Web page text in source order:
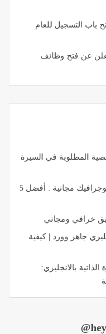
باب التسجيل للعام
تعلن عن فتح وظائف
المطلوبة في السيرة
قوالب سيرة ذاتية انفوجرافيك مجانية : أفضل 5
جاهز وورد | كيفية
بالانجليزي: